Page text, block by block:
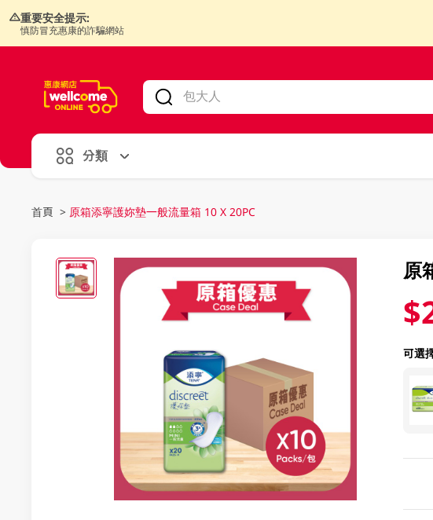
重要安全提示:
慎防冒充惠康的詐騙網站
分類
首頁 > 原箱添寧護妳墊一般流量箱 10 X 20PC
原
可選